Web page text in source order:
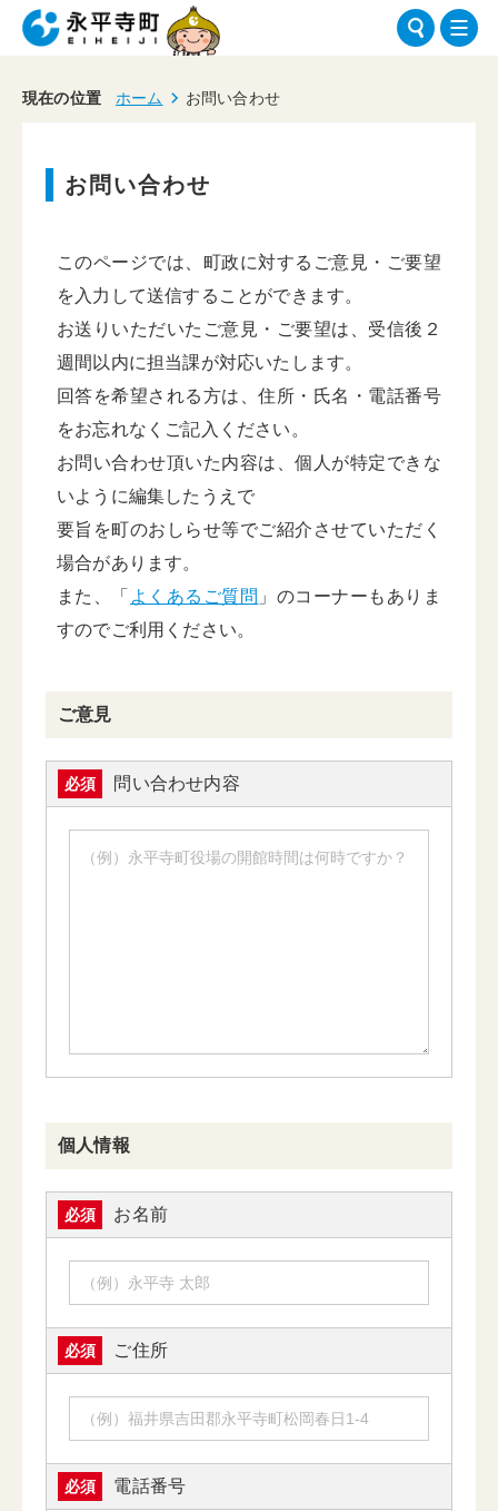
現在の位置 ホーム お問い合わせ
お問い合わせ
このページでは、町政に対するご意見・ご要望
を入力して送信することができます。
お送りいただいたご意見・ご要望は、受信後２
週間以内に担当課が対応いたします。
回答を希望される方は、住所・氏名・電話番号
をお忘れなくご記入ください。
お問い合わせ頂いた内容は、個人が特定できな
いように編集したうえで
要旨を町のおしらせ等でご紹介させていただく
場合があります。
また、「 よくあるご質問 」のコーナーもありま
すのでご利用ください。
ご意見
必須 問い合わせ内容
個人情報
必須 お名前
必須 ご住所
必須 電話番号